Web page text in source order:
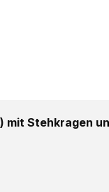
Stehkragen